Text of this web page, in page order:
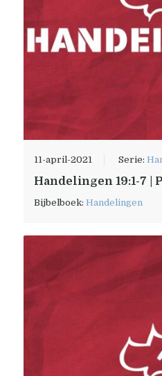
11-april-2021 Serie:
Handelingen 19:1-7 |
Bijbelboek:Handelingen